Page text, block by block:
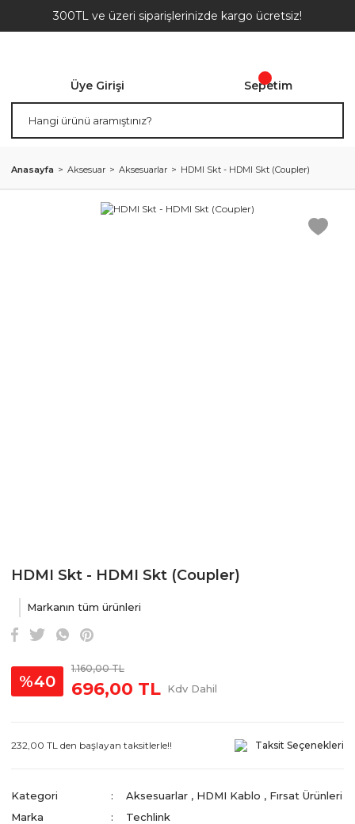
300TL ve üzeri siparişlerinizde kargo ücretsiz!
Üye Girişi Sepetim
Anasayfa Aksesuar Aksesuarlar HDMI Skt - HDMI Skt (Coupler)
HDMI Skt - HDMI Skt (Coupler)
Markanın tüm ürünleri
%40
1.160,00 TL
696,00 TL Kdv Dahil
232,00 TL den başlayan taksitlerle!! Taksit Seçenekleri
Kategori Aksesuarlar , HDMI Kablo , Fırsat Ürünleri
Marka
Techlink